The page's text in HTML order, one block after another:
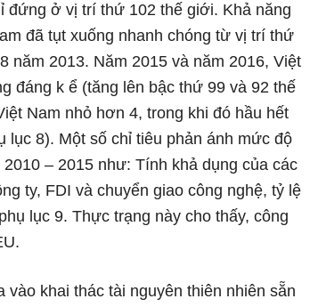
đứng ở vị trí thứ 102 thế giới. Khả năng
đã tụt xuống nhanh chóng từ vị trí thứ
năm 2013. Năm 2015 và năm 2016, Việt
đáng k ể (tăng lên bậc thứ 99 và 92 thế
Nam nhỏ hơn 4, trong khi đó hầu hết
8). Một số chỉ tiêu phản ánh mức độ
– 2015 như: Tính khả dụng của các
ty, FDI và chuyển giao công nghệ, tỷ lệ
lục 9. Thực trạng này cho thấy, công
khai thác tài nguyên thiên nhiên sẵn